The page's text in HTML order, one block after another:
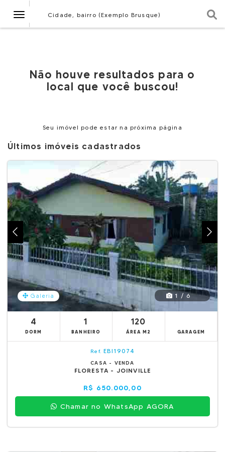
NavegaçãoCidade, bairro (Exemplo Brusque)
Não houve resultados para o
local que você buscou!
Seu imóvel pode estar na próxima página
Últimos imóveis cadastrados
Galeria 1 / 6
4
DORM
1
BANHEIRO
120
ÁREA M2 GARAGEM
Ref. EBI19074
CASA - VENDA
FLORESTA - JOINVILLE
R$ 650.000,00
Chamar no WhatsApp AGORA